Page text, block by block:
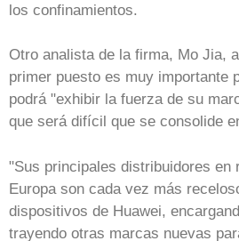
los confinamientos.
Otro analista de la firma, Mo Jia,
primer puesto es muy importante
podrá "exhibir la fuerza de su
que será difícil que se consolide
"Sus principales distribuidores en
Europa son cada vez más
dispositivos de Huawei,
trayendo otras marcas nuevas